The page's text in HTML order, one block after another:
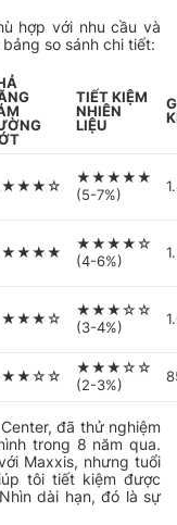
hợp với nhu cầu và
so sánh chi tiết:
TIẾT KIỆM
NHIÊN
LIỆU
★★★★★
(5-7%)
★★★★☆
(4-6%)
★★★☆☆
(3-4%)
★★★☆☆
(2-3%)
đã thử nghiệm
trong 8 năm qua.
Maxxis, nhưng tuổi
tôi tiết kiệm được
dài hạn, đó là sự